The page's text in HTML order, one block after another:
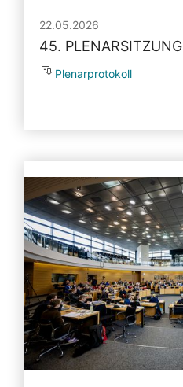
22.05.2026
45. PLENARSITZUNG
Plenarprotokoll